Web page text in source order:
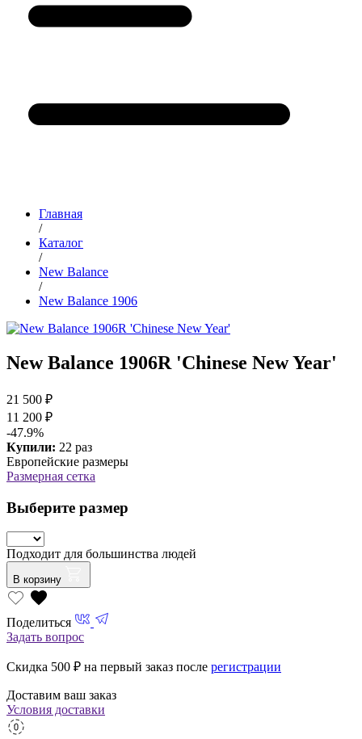
Главная
/
Каталог
/
New Balance
/
New Balance 1906
New Balance 1906R 'Chinese New Year'
21 500 ₽
11 200 ₽
-47.9%
Купили: 22 раз
Европейские размеры
Размерная сетка
Выберите размер
Подходит для большинства людей
В корзину
Поделиться
Задать вопрос
Скидка 500 ₽ на первый заказ после регистрации
Доставим ваш заказ
Условия доставки